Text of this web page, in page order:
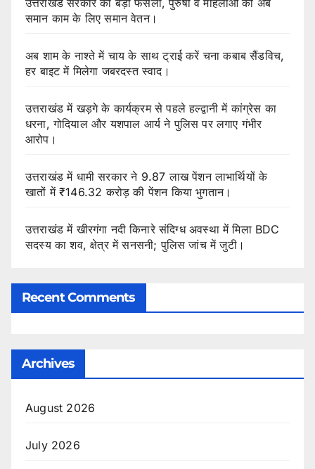
समान काम के लिए समान वेतन।
अब शाम के नाश्ते में चाय के साथ ट्राई करें चना कबाब सैंडविच,
हर बाइट में मिलेगा जबरदस्त स्वाद।
उत्तराखंड में खड़गे के कार्यक्रम से पहले हल्द्वानी में कांग्रेस का
धरना, गोदियाल और यशपाल आर्य ने पुलिस पर लगाए गंभीर
आरोप।
उत्तराखंड में धामी सरकार ने 9.87 लाख पेंशन लाभार्थियों के
खातों में ₹146.32 करोड़ की पेंशन किया भुगतान।
उत्तराखंड में खीरगंगा नदी किनारे संदिग्ध अवस्था में मिला BDC
सदस्य का शव, क्षेत्र में सनसनी; पुलिस जांच में जुटी।
Recent Comments
Archives
August 2026
July 2026